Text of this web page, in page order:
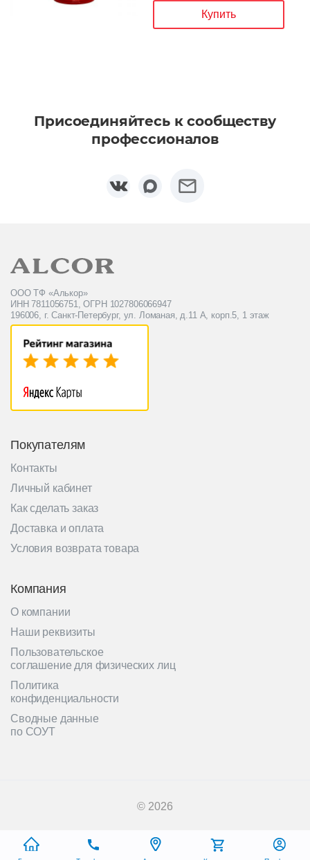
Присоединяйтесь к сообществу
профессионалов
ООО ТФ «Алькор»
ИНН 7811056751, ОГРН 1027806066947
196006, г. Санкт-Петербург, ул. Ломаная, д.11 А, корп.5, 1 этаж
Покупателям
Контакты
Личный кабинет
Как сделать заказ
Доставка и оплата
Условия возврата товара
Компания
О компании
Наши реквизиты
Пользовательское
соглашение для физических лиц
Политика
конфиденциальности
Сводные данные
по СОУТ
© 2026